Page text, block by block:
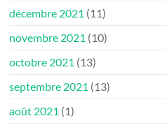
décembre 2021 (11)
novembre 2021 (10)
octobre 2021 (13)
septembre 2021 (13)
août 2021 (1)